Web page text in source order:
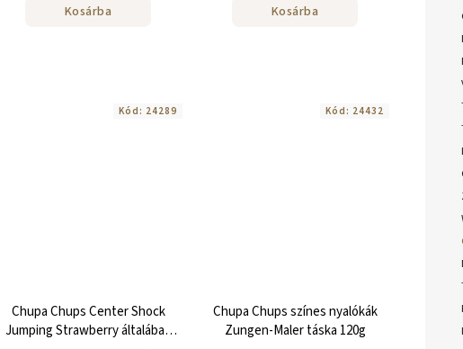
Kosárba Kosárba
Chupa Chups Center Shock
Jumping Strawberry általában
Kód: 24289
Chupa Chups színes nyalókák
Zungen-Maler táska 120g
Kód: 24432